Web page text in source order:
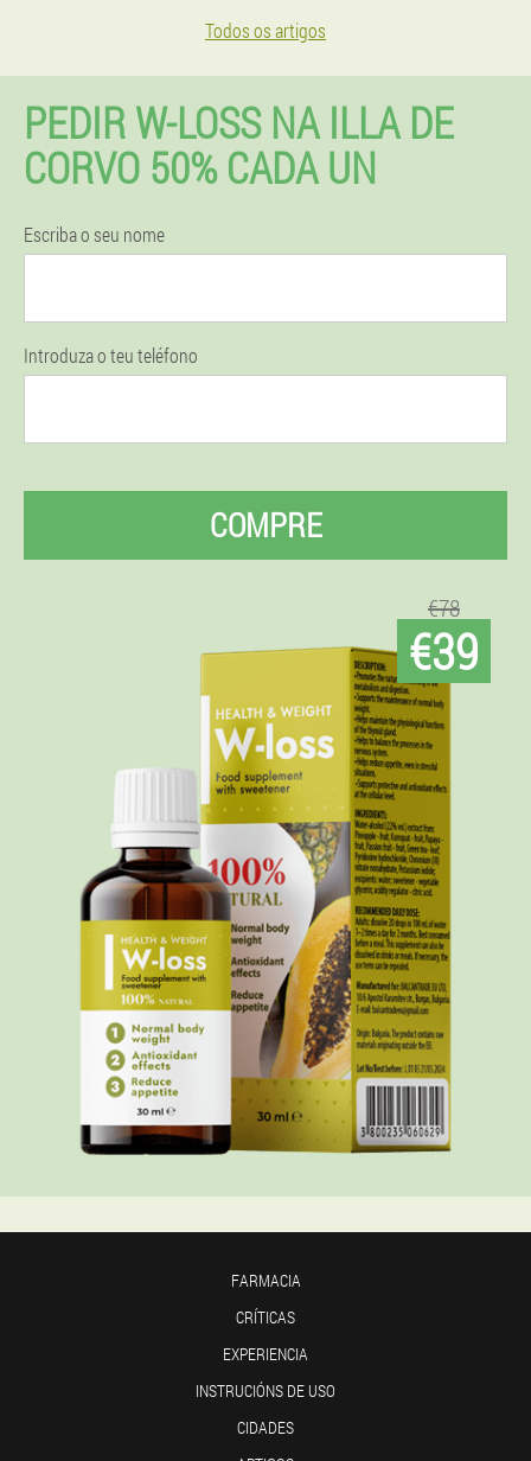
Todos os artigos
PEDIR W-LOSS NA ILLA DE
CORVO 50% CADA UN
Escriba o seu nome
Introduza o teu teléfono
COMPRE
€78
€39
FARMACIA
CRÍTICAS
EXPERIENCIA
INSTRUCIÓNS DE USO
CIDADES